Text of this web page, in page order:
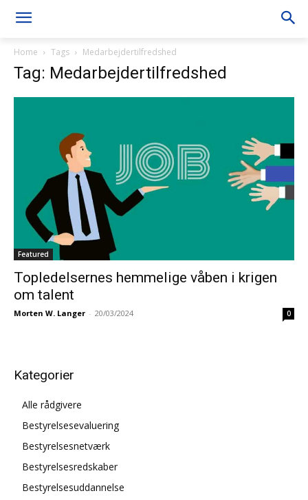
Home Tags Medarbejdertilfredshed
Tag: Medarbejdertilfredshed
Featured
Topledelsernes hemmelige våben i krigen
om talent
Morten W. Langer - 20/03/2024 0
Kategorier
Alle rådgivere
Bestyrelsesevaluering
Bestyrelsesnetværk
Bestyrelsesredskaber
Bestyrelsesuddannelse